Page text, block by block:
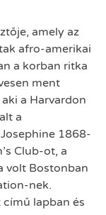
amely az
afro-amerikai
a korban ritka
ment
a Harvardon
a
1868-
Club-ot, a
volt Bostonban
nek.
lapban és